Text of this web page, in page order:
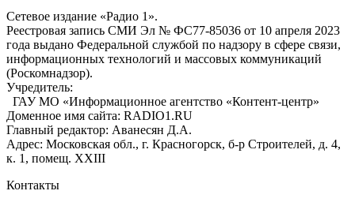
Сетевое издание «Радио 1».
Реестровая запись СМИ Эл № ФС77-85036 от 10 апреля 2023
года выдано Федеральной службой по надзору в сфере связи,
информационных технологий и массовых коммуникаций
(Роскомнадзор).
Учредитель:
ГАУ МО «Информационное агентство «Контент-центр»
Доменное имя сайта: RADIO1.RU
Главный редактор: Аванесян Д.А.
Адрес: Московская обл., г. Красногорск, б-р Строителей, д. 4,
к. 1, помещ. XXIII
Контакты